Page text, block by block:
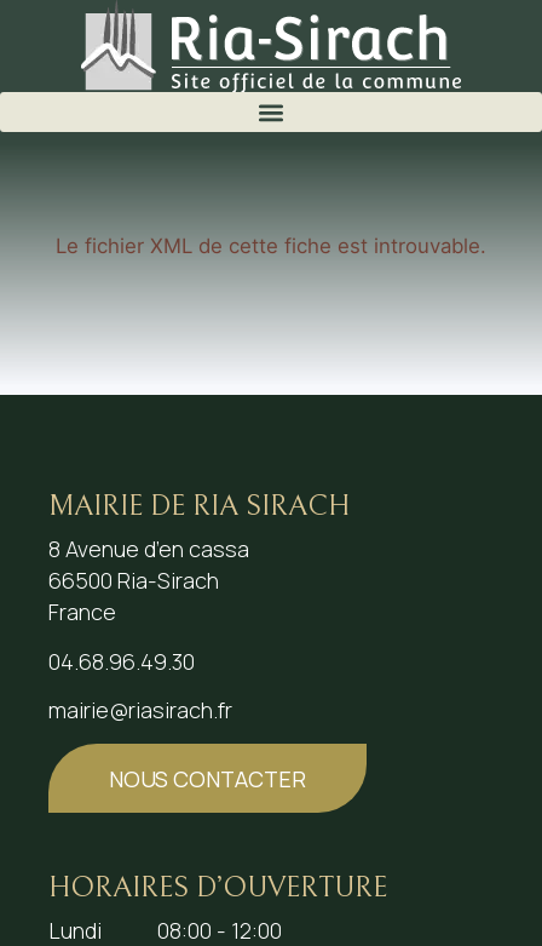
Le fichier XML de cette fiche est introuvable.
MAIRIE DE RIA SIRACH
8 Avenue d’en cassa
66500 Ria-Sirach
France
04.68.96.49.30
mairie@riasirach.fr
NOUS CONTACTER
HORAIRES D’OUVERTURE
Lundi
08:00 - 12:00